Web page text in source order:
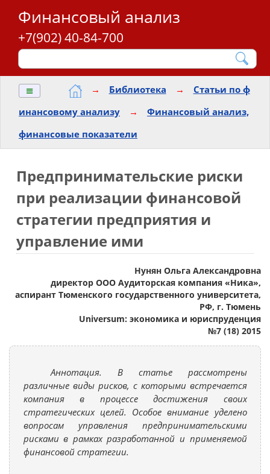
Финансовый анализ
+7(902) 40-84-700
≡ → Библиотека →
Статьи по ф
инансовому анализу
→
Финансовый анализ,
финансовые показатели
Предпринимательские риски
при реализации финансовой
стратегии предприятия и
управление ими
Нунян Ольга Александровна
директор ООО Аудиторская компания «Ника»,
аспирант Тюменского государственного университета,
РФ, г. Тюмень
Universum: экономика и юриспруденция
№7 (18) 2015
Аннотация. В статье рассмотрены
различные виды рисков, с которыми встречается
компания в процессе достижения своих
стратегических целей. Особое внимание уделено
вопросам управления предпринимательскими
рисками в рамках разработанной и применяемой
финансовой стратегии.